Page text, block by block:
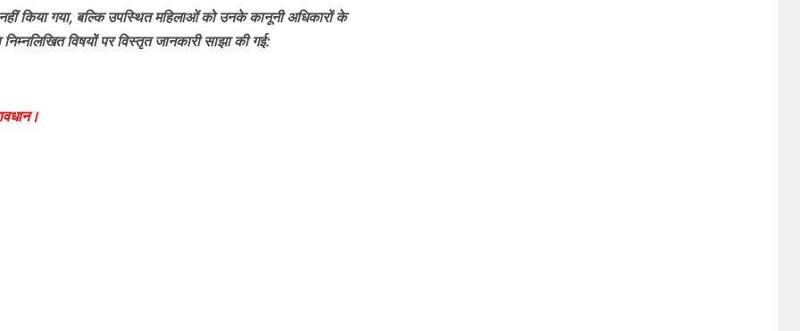
किया गया, बल्कि उपस्थित महिलाओं को उनके कानूनी अधिकारों के
विषयों पर विस्तृत जानकारी साझा की गई: